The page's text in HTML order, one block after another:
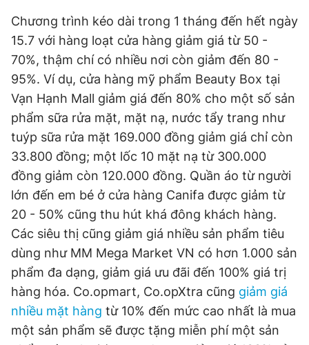
Giấy phép xuất bản số 110/GP - BTTTT cấp ngày 24.3.2020
© 2003-2026 Bản quyền thuộc về Báo Thanh Niên. Cấm sao
chép dưới mọi hình thức nếu không có sự chấp thuận bằng văn
bản. Phát triển bởi ePi Technologies, JSC.
Chương trình kéo dài trong 1 tháng đến hết ngày
15.7 với hàng loạt cửa hàng giảm giá từ 50 -
70%, thậm chí có nhiều nơi còn giảm đến 80 -
95%. Ví dụ, cửa hàng mỹ phẩm Beauty Box tại
Vạn Hạnh Mall giảm giá đến 80% cho một số sản
phẩm sữa rửa mặt, mặt nạ, nước tẩy trang như
tuýp sữa rửa mặt 169.000 đồng giảm giá chỉ còn
33.800 đồng; một lốc 10 mặt nạ từ 300.000
đồng giảm còn 120.000 đồng. Quần áo từ người
lớn đến em bé ở cửa hàng Canifa được giảm từ
20 - 50% cũng thu hút khá đông khách hàng.
Các siêu thị cũng giảm giá nhiều sản phẩm tiêu
dùng như MM Mega Market VN có hơn 1.000 sản
phẩm đa dạng, giảm giá ưu đãi đến 100% giá trị
hàng hóa. Co.opmart, Co.opXtra cũng giảm giá
nhiều mặt hàng từ 10% đến mức cao nhất là mua
một sản phẩm sẽ được tặng miễn phí một sản